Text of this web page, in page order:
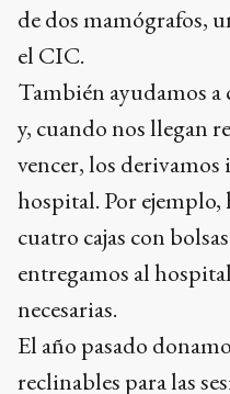
de dos mamógrafos,
el CIC.
También ayudamos
y, cuando nos llegan
vencer, los
hospital. Por ejemplo,
cuatro cajas con
entregamos al
necesarias.
El año pasado
reclinables para las